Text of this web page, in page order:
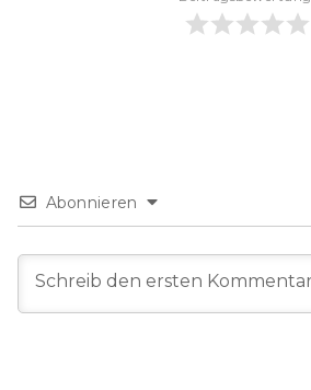
Abonnieren